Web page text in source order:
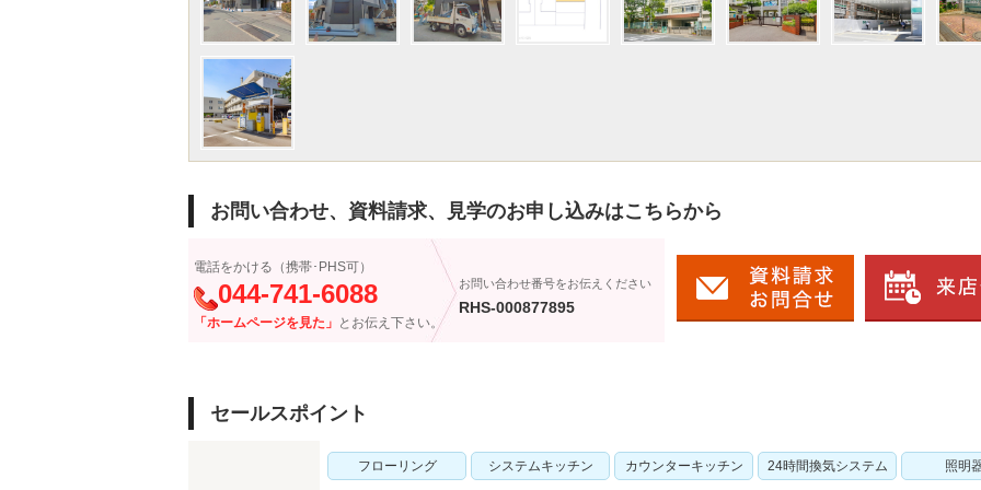
お問い合わせ、資料請求、見学のお申し込みはこちらから
電話をかける（携帯･PHS可）
044-741-6088
「ホームページを見た」 とお伝え下さい。
お問い合わせ番号をお伝えください
RHS-000877895
セールスポイント
フローリング システムキッチン カウンターキッチン 24時間換気システム 照明